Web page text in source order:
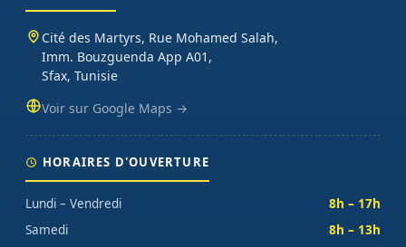
Cité des Martyrs, Rue Mohamed Salah,
Imm. Bouzguenda App A01,
Sfax, Tunisie
Voir sur Google Maps →
HORAIRES D'OUVERTURE
Lundi – Vendredi
8h – 17h
Samedi
8h – 13h